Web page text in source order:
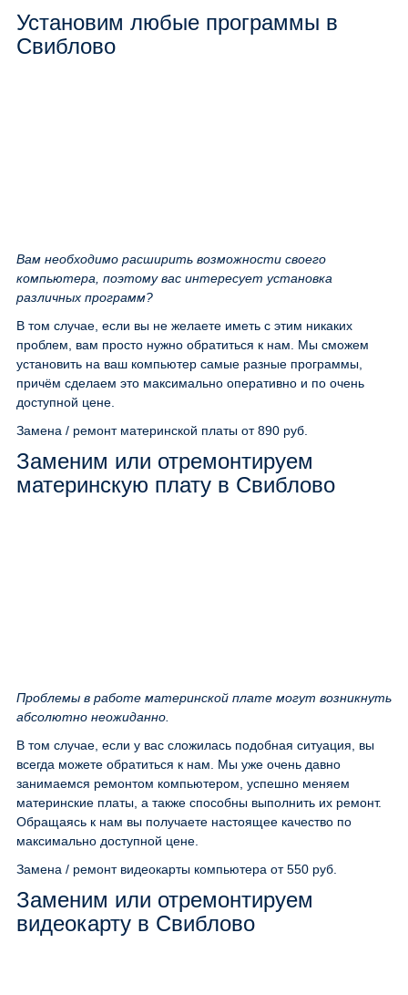
Установим любые программы в
Свиблово
Вам необходимо расширить возможности своего
компьютера, поэтому вас интересует установка
различных программ?
В том случае, если вы не желаете иметь с этим никаких
проблем, вам просто нужно обратиться к нам. Мы сможем
установить на ваш компьютер самые разные программы,
причём сделаем это максимально оперативно и по очень
доступной цене.
Замена / ремонт материнской платы от 890 руб.
Заменим или отремонтируем
материнскую плату в Свиблово
Проблемы в работе материнской плате могут возникнуть
абсолютно неожиданно.
В том случае, если у вас сложилась подобная ситуация, вы
всегда можете обратиться к нам. Мы уже очень давно
занимаемся ремонтом компьютером, успешно меняем
материнские платы, а также способны выполнить их ремонт.
Обращаясь к нам вы получаете настоящее качество по
максимально доступной цене.
Замена / ремонт видеокарты компьютера от 550 руб.
Заменим или отремонтируем
видеокарту в Свиблово